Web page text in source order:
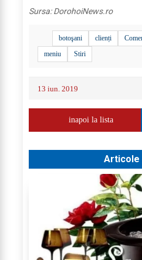
Sursa:DorohoiNews.ro
botoşani clienți
meniu
Stiri
13 iun. 2019
inapoi la lista
Articole